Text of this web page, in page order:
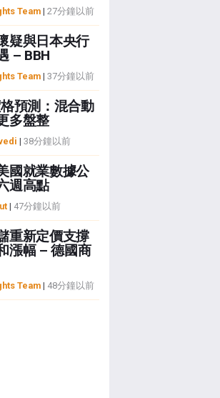
Team| 27分鐘以前
疑與日本央行
– BBH
Team| 37分鐘以前
預測：混合動
多盤整
| 38分鐘以前
國就業數據公
週高點
| 47分鐘以前
重新定價支撐
漲幅 – 德國商
Team| 48分鐘以前